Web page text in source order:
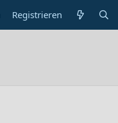
Registrieren